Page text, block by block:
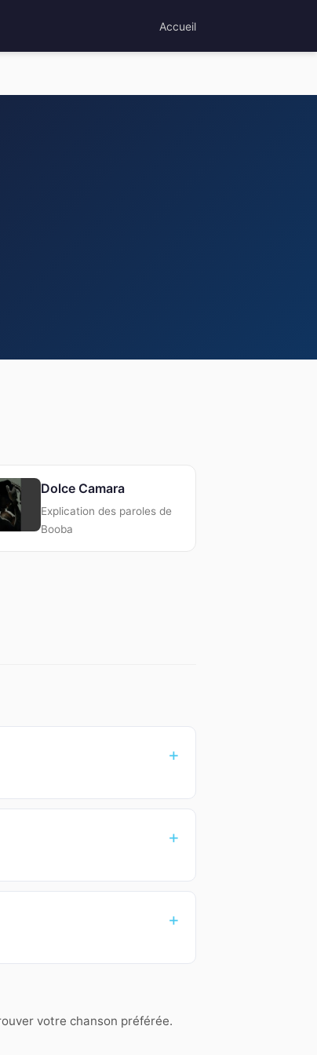
Accueil
Dolce Camara
Explication des paroles de
Booba
votre chanson préférée.